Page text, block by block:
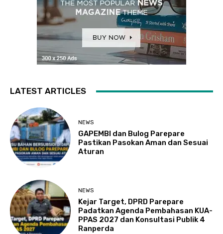
LATEST ARTICLES
NEWS
GAPEMBI dan Bulog Parepare
Pastikan Pasokan Aman dan Sesuai
Aturan
NEWS
Kejar Target, DPRD Parepare
Padatkan Agenda Pembahasan KUA-
PPAS 2027 dan Konsultasi Publik 4
Ranperda